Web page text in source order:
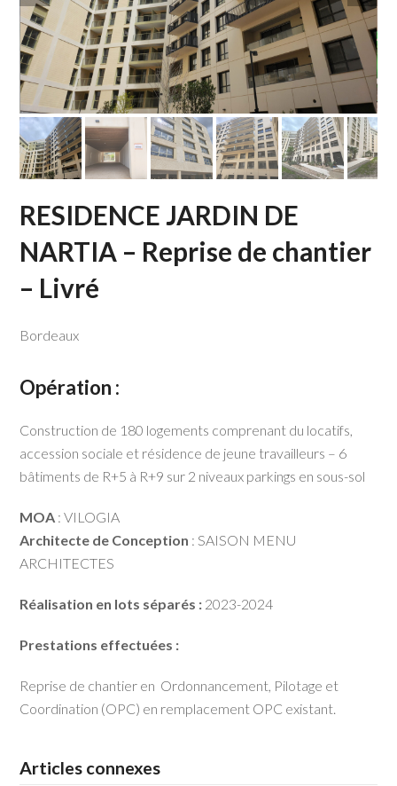
RESIDENCE JARDIN DE
NARTIA – Reprise de chantier
– Livré
Bordeaux
Opération :
Construction de 180 logements comprenant du locatifs,
accession sociale et résidence de jeune travailleurs – 6
bâtiments de R+5 à R+9 sur 2 niveaux parkings en sous-sol
MOA : VILOGIA
Architecte de Conception : SAISON MENU
ARCHITECTES
Réalisation en lots séparés : 2023-2024
Prestations effectuées :
Reprise de chantier en Ordonnancement, Pilotage et
Coordination (OPC) en remplacement OPC existant.
Articles connexes